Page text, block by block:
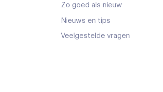
Zo goed als nieuw
Nieuws en tips
Veelgestelde vragen